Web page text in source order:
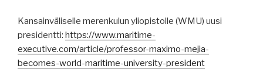
Kansainväliselle merenkulun yliopistolle (WMU) uusi
presidentti: https://www.maritime-
executive.com/article/professor-maximo-mejia-
becomes-world-maritime-university-president